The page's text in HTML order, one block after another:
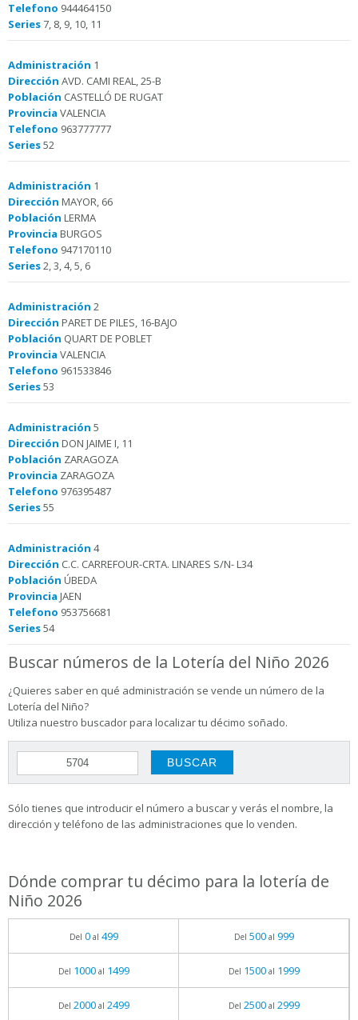
Telefono 944464150
Series7, 8, 9, 10, 11
Administración 1
Dirección AVD. CAMI REAL, 25-B
Población CASTELLÓ DE RUGAT
Provincia VALENCIA
Telefono 963777777
Series52
Administración 1
Dirección MAYOR, 66
Población LERMA
Provincia BURGOS
Telefono 947170110
Series2, 3, 4, 5, 6
Administración 2
Dirección PARET DE PILES, 16-BAJO
Población QUART DE POBLET
Provincia VALENCIA
Telefono 961533846
Series53
Administración 5
Dirección DON JAIME I, 11
Población ZARAGOZA
Provincia ZARAGOZA
Telefono 976395487
Series55
Administración 4
Dirección C.C. CARREFOUR-CRTA. LINARES S/N- L34
Población ÚBEDA
Provincia JAEN
Telefono 953756681
Series54
Buscar números de la Lotería del Niño 2026
¿Quieres saber en qué administración se vende un número de la
Lotería del Niño?
Utiliza nuestro buscador para localizar tu décimo soñado.
Sólo tienes que introducir el número a buscar y verás el nombre, la
dirección y teléfono de las administraciones que lo venden.
Dónde comprar tu décimo para la lotería de
Niño 2026
Del 0al 499 Del 500al 999
Del 1000al 1499 Del 1500al 1999
Del 2000al 2499 Del 2500al 2999